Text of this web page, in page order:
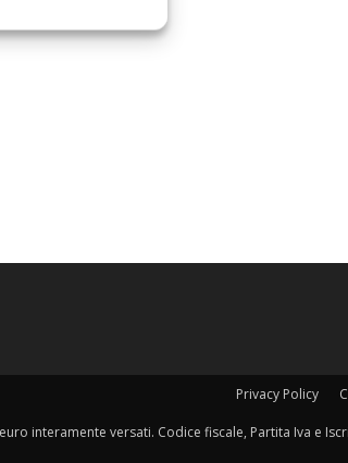
Privacy Policy
interamente versati. Codice fiscale, Partita Iva e